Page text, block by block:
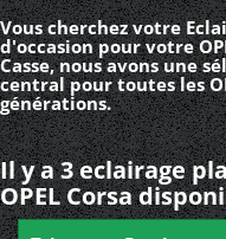
Vous cherchez votre
d'occasion pour votre
Casse, nous avons une
central pour toutes les
générations.
Il y a 3 eclairage
OPEL Corsa